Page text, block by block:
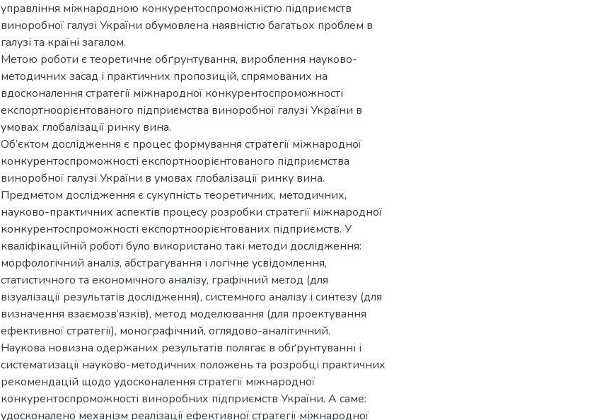
управління міжнародною конкурентоспроможністю підприємств
виноробної галузі України обумовлена наявністю багатьох проблем в
галузі та країні загалом.
Метою роботи є теоретичне обґрунтування, вироблення науково-
методичних засад і практичних пропозицій, спрямованих на
вдосконалення стратегії міжнародної конкурентоспроможності
експортноорієнтованого підприємства виноробної галузі України в
умовах глобалізації ринку вина.
Об’єктом дослідження є процес формування стратегії міжнародної
конкурентоспроможності експортноорієнтованого підприємства
виноробної галузі України в умовах глобалізації ринку вина.
Предметом дослідження є сукупність теоретичних, методичних,
науково-практичних аспектів процесу розробки стратегії міжнародної
конкурентоспроможності експортноорієнтованих підприємств. У
кваліфікаційній роботі було використано такі методи дослідження:
морфологічний аналіз, абстрагування і логічне усвідомлення,
статистичного та економічного аналізу, графічний метод (для
візуалізації результатів дослідження), системного аналізу і синтезу (для
визначення взаємозв’язків), метод моделювання (для проектування
ефективної стратегії), монографічний, оглядово-аналітичний.
Наукова новизна одержаних результатів полягає в обґрунтуванні і
систематизації науково-методичних положень та розробці практичних
рекомендацій щодо удосконалення стратегії міжнародної
конкурентоспроможності виноробних підприємств України. А саме:
удосконалено механізм реалізації ефективної стратегії міжнародної